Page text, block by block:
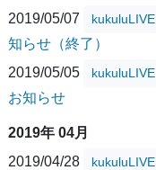
2019/05/07
kukuluLIVE
知らせ（終了）
2019/05/05
kukuluLIVE
お知らせ
2019年 04月
2019/04/28
kukuluLIVE